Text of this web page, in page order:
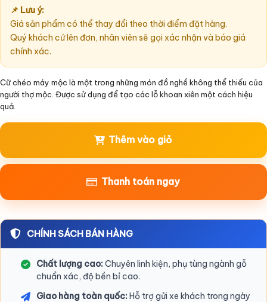
700,000₫.
📌 Lưu ý:
Giá sản phẩm có thể thay đổi theo thời điểm đặt hàng.
Quý khách cứ lên đơn, nhân viên sẽ gọi xác nhận và báo giá
chính xác.
Cữ chéo máy mộc là một trong những món đồ nghề không thể thiếu của
người thợ mộc. Được sử dụng để tạo các lỗ khoan xiên một cách hiệu
quả.
Thêm vào giỏ
Thanh toán ngay
CHÍNH SÁCH BÁN HÀNG
Chất lượng cao:Chuyên linh kiện, phụ tùng ngành gỗ
chuẩn xác, độ bền bỉ cao.
Giao hàng toàn quốc:Hỗ trợ gửi xe khách trong ngày